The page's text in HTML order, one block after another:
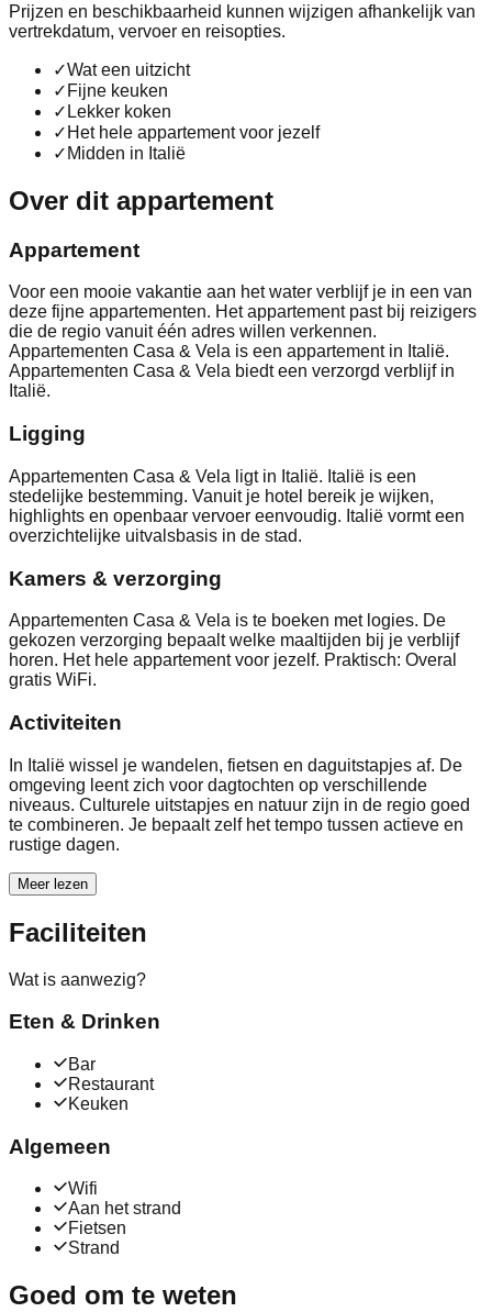
Prijzen en beschikbaarheid kunnen wijzigen afhankelijk van
vertrekdatum, vervoer en reisopties.
✓Wat een uitzicht
✓ Fijne keuken
✓ Lekker koken
✓ Het hele appartement voor jezelf
✓ Midden in Italië
Over dit appartement
Appartement
Voor een mooie vakantie aan het water verblijf je in een van
deze fijne appartementen. Het appartement past bij reizigers
die de regio vanuit één adres willen verkennen.
Appartementen Casa & Vela is een appartement in Italië.
Appartementen Casa & Vela biedt een verzorgd verblijf in
Italië.
Ligging
Appartementen Casa & Vela ligt in Italië. Italië is een
stedelijke bestemming. Vanuit je hotel bereik je wijken,
highlights en openbaar vervoer eenvoudig. Italië vormt een
overzichtelijke uitvalsbasis in de stad.
Kamers & verzorging
Appartementen Casa & Vela is te boeken met logies. De
gekozen verzorging bepaalt welke maaltijden bij je verblijf
horen. Het hele appartement voor jezelf. Praktisch: Overal
gratis WiFi.
Activiteiten
In Italië wissel je wandelen, fietsen en daguitstapjes af. De
omgeving leent zich voor dagtochten op verschillende
niveaus. Culturele uitstapjes en natuur zijn in de regio goed
te combineren. Je bepaalt zelf het tempo tussen actieve en
rustige dagen.
Meer lezen
Faciliteiten
Wat is aanwezig?
Eten & Drinken
Bar
Restaurant
Keuken
Algemeen
Wifi
Aan het strand
Fietsen
Strand
Goed om te weten